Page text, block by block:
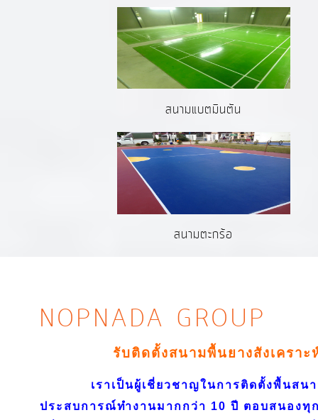
สนามแบตมินตัน
สนามตะกร้อ
NOPNADA GROUP
รับติดตั้งสนามพื้นยางสังเครา
เราเป็นผู้เชี่ยวชาญในการติดตั้งพื้นสนา
ประสบการณ์ทำงานมากกว่า 10 ปี ตอบสนองทุ